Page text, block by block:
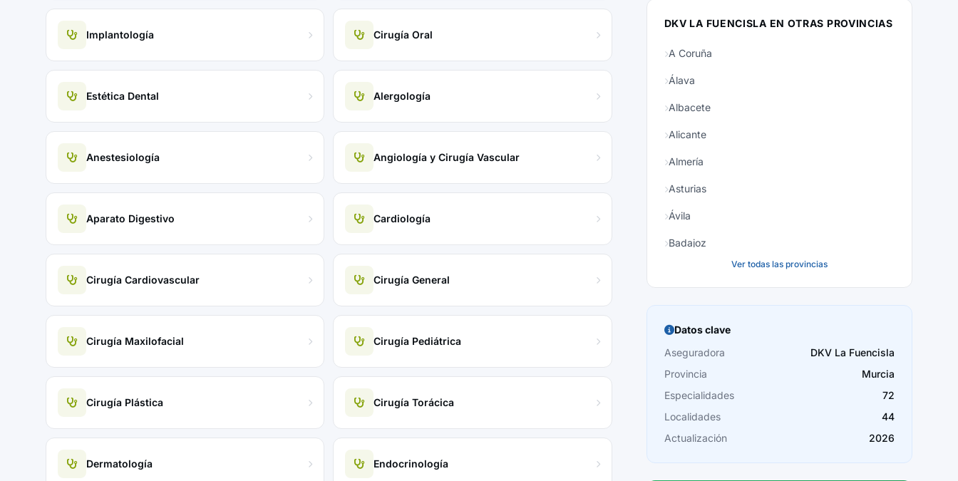
Implantología Cirugía Oral
Estética Dental Alergología
Anestesiología Angiología y Cirugía Vascular
Aparato Digestivo Cardiología
Cirugía Cardiovascular Cirugía General
Cirugía Maxilofacial Cirugía Pediátrica
Cirugía Plástica Cirugía Torácica
Dermatología Endocrinología
DKV LA FUENCISLA EN OTRAS PROVINCIAS
A Coruña
Álava
Albacete
Alicante
Almería
Asturias
Ávila
Badajoz
Burgos
Cáceres
Cádiz
Cantabria
Castellón
Ver todas las provincias
Datos clave
Aseguradora
DKV La Fuencisla
Provincia
Murcia
Especialidades
72
Localidades
44
Actualización
2026